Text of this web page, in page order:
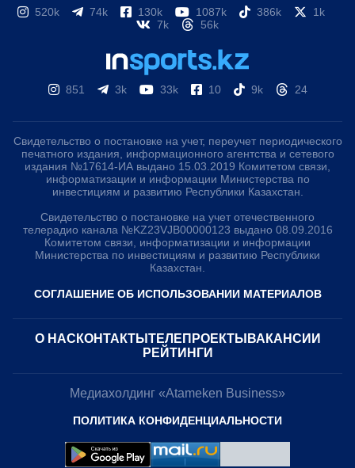
520k 74k 130k 1087k 386k
1k
7k
56k
851 3k 33k 10 9k 24
Свидетельство о постановке на учет, переучет периодического
печатного издания, информационного агентства и сетевого
издания №17614-ИА выдано 15.03.2019 Комитетом связи,
информатизации и информации Министерства по
инвестициям и развитию Республики Казахстан.
Свидетельство о постановке на учет отечественного
телерадио канала №KZ23VJB00000123 выдано 08.09.2016
Комитетом связи, информатизации и информации
Министерства по инвестициям и развитию Республики
Казахстан.
СОГЛАШЕНИЕ ОБ ИСПОЛЬЗОВАНИИ МАТЕРИАЛОВ
О НАС КОНТАКТЫ ТЕЛЕПРОЕКТЫ ВАКАНСИИ
РЕЙТИНГИ
Медиахолдинг «Atameken Business»
ПОЛИТИКА КОНФИДЕНЦИАЛЬНОСТИ